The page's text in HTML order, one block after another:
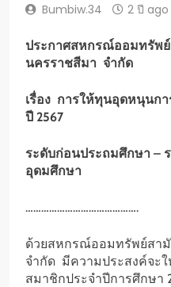
Bumbiw.34 2 ปี ago
ประกาศสหกรณ์ออมทรัพ
นครราชสีมา จำกัด
เรื่อง การให้ทุนอุดหนุนก
ปี 2567
ระดับก่อนประถมศึกษา –
อุดมศึกษา
…………………………………….
ด้วยสหกรณ์ออมทรัพย์สา
จำกัด มีความประสงค์จะ
สมาชิกประจำปีการศึกษา